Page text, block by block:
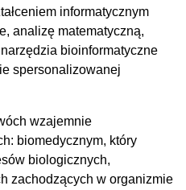
informatycznym
analizę matematyczną,
bioinformatyczne
spersonalizowanej
wzajemnie
biomedycznym, który
biologicznych,
zachodzących w organizmie